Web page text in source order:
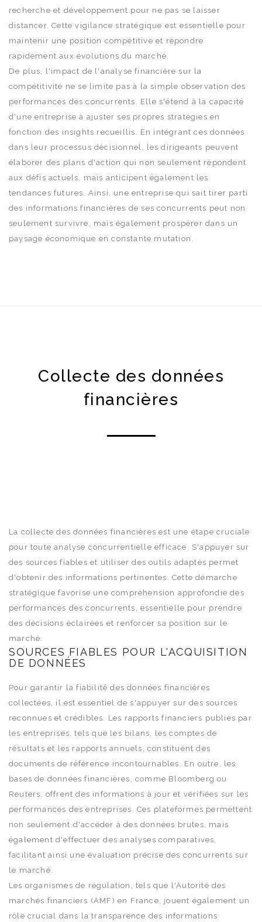
recherche et développement pour ne pas se laisser
distancer. Cette vigilance stratégique est essentielle pour
maintenir une position compétitive et répondre
rapidement aux évolutions du marché.
De plus, l'impact de l'analyse financière sur la
compétitivité ne se limite pas à la simple observation des
performances des concurrents. Elle s'étend à la capacité
d'une entreprise à ajuster ses propres stratégies en
fonction des insights recueillis. En intégrant ces données
dans leur processus décisionnel, les dirigeants peuvent
élaborer des plans d'action qui non seulement répondent
aux défis actuels, mais anticipent également les
tendances futures. Ainsi, une entreprise qui sait tirer parti
des informations financières de ses concurrents peut non
seulement survivre, mais également prospérer dans un
paysage économique en constante mutation.
Collecte des données
financières
La collecte des données financières est une étape cruciale
pour toute analyse concurrentielle efficace. S'appuyer sur
des sources fiables et utiliser des outils adaptés permet
d'obtenir des informations pertinentes. Cette démarche
stratégique favorise une compréhension approfondie des
performances des concurrents, essentielle pour prendre
des décisions éclairées et renforcer sa position sur le
marché.
SOURCES FIABLES POUR L'ACQUISITION
DE DONNÉES
Pour garantir la fiabilité des données financières
collectées, il est essentiel de s'appuyer sur des sources
reconnues et crédibles. Les rapports financiers publiés par
les entreprises, tels que les bilans, les comptes de
résultats et les rapports annuels, constituent des
documents de référence incontournables. En outre, les
bases de données financières, comme Bloomberg ou
Reuters, offrent des informations à jour et vérifiées sur les
performances des entreprises. Ces plateformes permettent
non seulement d'accéder à des données brutes, mais
également d'effectuer des analyses comparatives,
facilitant ainsi une évaluation précise des concurrents sur
le marché.
Les organismes de régulation, tels que l'Autorité des
marchés financiers (AMF) en France, jouent également un
rôle crucial dans la transparence des informations